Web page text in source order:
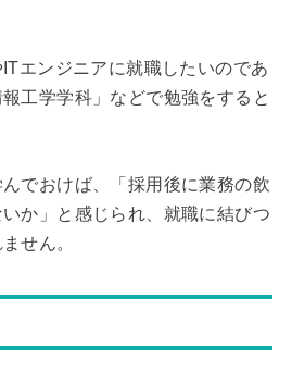
エンジニアに就職したいのであ
工学学科」などで勉強をすると
でおけば、「採用後に業務の飲
か」と感じられ、就職に結びつ
せん。